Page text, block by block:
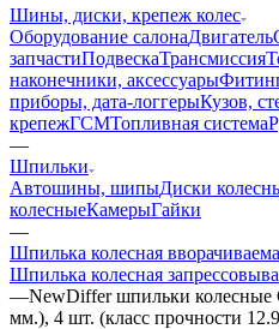
Шины, диски, крепеж колес
Оборудование салонаДвигатель
запчастиПодвескаТрансмиссия
наконечники, аксессуары
приборы, дата-логгерыКузов,
крепежГСМТопливная система
—
Шпильки
Автошины, шипыДиски
колесныеКамерыГайки
—
Шпилька колесная
Шпилька колесная
—NewDiffer шпильки
мм.), 4 шт. (класс прочности